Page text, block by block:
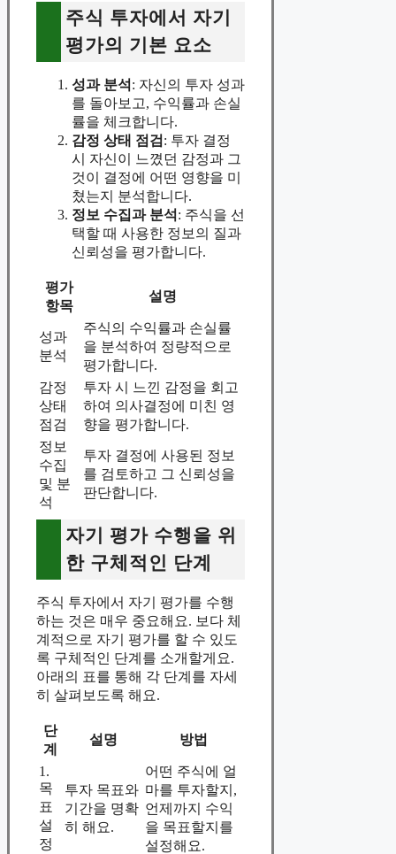
주식 투자에서 자기
평가의 기본 요소
성과 분석 : 자신의 투자 성과
를 돌아보고, 수익률과 손실
률을 체크합니다.
감정 상태 점검 : 투자 결정
시 자신이 느꼈던 감정과 그
것이 결정에 어떤 영향을 미
쳤는지 분석합니다.
정보 수집과 분석 : 주식을 선
택할 때 사용한 정보의 질과
신뢰성을 평가합니다.
평가
항목
설명
성과
분석
주식의 수익률과 손실률
을 분석하여 정량적으로
평가합니다.
감정
상태
점검
투자 시 느낀 감정을 회고
하여 의사결정에 미친 영
향을 평가합니다.
정보
수집
및 분
석
투자 결정에 사용된 정보
를 검토하고 그 신뢰성을
판단합니다.
자기 평가 수행을 위
한 구체적인 단계
주식 투자에서 자기 평가를 수행
하는 것은 매우 중요해요. 보다 체
계적으로 자기 평가를 할 수 있도
록 구체적인 단계를 소개할게요.
아래의 표를 통해 각 단계를 자세
히 살펴보도록 해요.
단
계
설명 방법
1.
목
표
설
정
투자 목표와
기간을 명확
히 해요.
어떤 주식에 얼
마를 투자할지,
언제까지 수익
을 목표할지를
설정해요.